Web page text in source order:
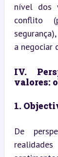
nível dos
conflito
a negociar
IV.
valores:
1.
De